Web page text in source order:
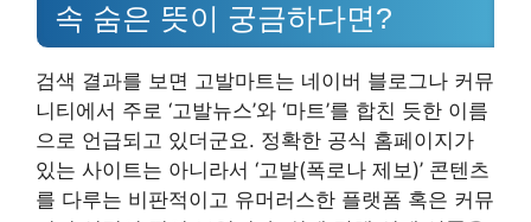
속 숨은 뜻이 궁금하다면?
검색 결과를 보면 고발마트는 네이버 블로그나 커뮤
니티에서 주로 ‘고발뉴스’와 ‘마트’를 합친 듯한 이름
으로 언급되고 있더군요. 정확한 공식 홈페이지가
있는 사이트는 아니라서 ‘고발(폭로나 제보)’ 콘텐츠
를 다루는 비판적이고 유머러스한 플랫폼 혹은 커뮤